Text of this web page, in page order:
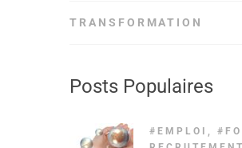
TRANSFORMATION
Posts Populaires
#EMPLOI ,